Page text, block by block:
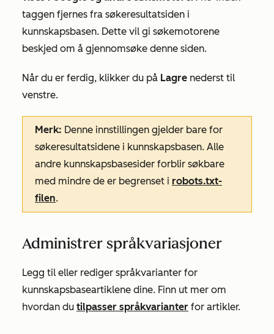
taggen fjernes fra søkeresultatsiden i
kunnskapsbasen. Dette vil gi søkemotorene
beskjed om å gjennomsøke denne siden.
Når du er ferdig, klikker du på Lagre nederst til
venstre.
Merk: Denne innstillingen gjelder bare for
søkeresultatsidene i kunnskapsbasen. Alle
andre kunnskapsbasesider forblir søkbare
med mindre de er begrenset i robots.txt-
filen.
Administrer språkvariasjoner
Legg til eller rediger språkvarianter for
kunnskapsbaseartiklene dine. Finn ut mer om
hvordan du tilpasser språkvarianter for artikler.